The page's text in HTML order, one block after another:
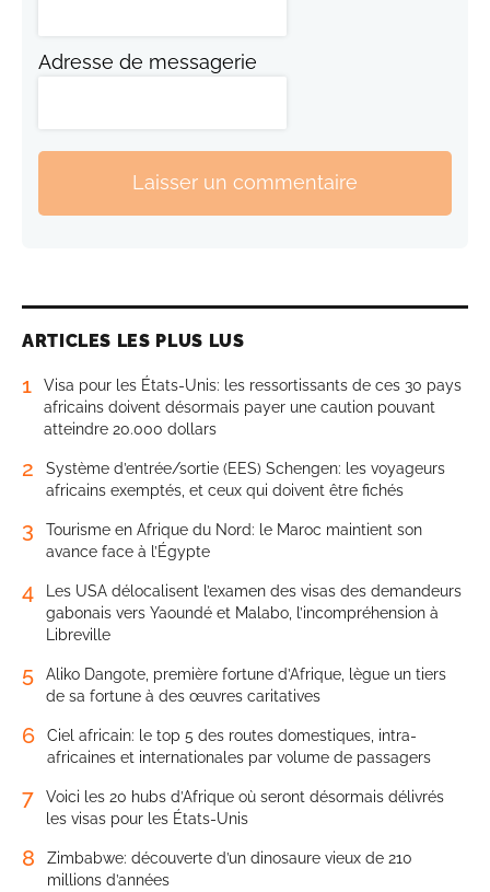
Adresse de messagerie
Laisser un commentaire
ARTICLES LES PLUS LUS
1
Visa pour les États-Unis: les ressortissants de ces 30 pays
africains doivent désormais payer une caution pouvant
atteindre 20.000 dollars
2
Système d’entrée/sortie (EES) Schengen: les voyageurs
africains exemptés, et ceux qui doivent être fichés
3
Tourisme en Afrique du Nord: le Maroc maintient son
avance face à l’Égypte
4
Les USA délocalisent l’examen des visas des demandeurs
gabonais vers Yaoundé et Malabo, l’incompréhension à
Libreville
5
Aliko Dangote, première fortune d’Afrique, lègue un tiers
de sa fortune à des œuvres caritatives
6
Ciel africain: le top 5 des routes domestiques, intra-
africaines et internationales par volume de passagers
7
Voici les 20 hubs d’Afrique où seront désormais délivrés
les visas pour les États-Unis
8
Zimbabwe: découverte d’un dinosaure vieux de 210
millions d’années